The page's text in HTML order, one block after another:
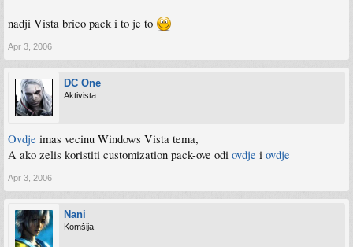
nadji Vista brico pack i to je to
Apr 3, 2006
DC One
Aktivista
Ovdje imas vecinu Windows Vista tema,
A ako zelis koristiti customization pack-ove odi ovdje i ovdje
Apr 3, 2006
Nani
Komšija